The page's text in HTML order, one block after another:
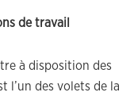
de travail
à disposition des
l’un des volets de la